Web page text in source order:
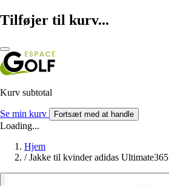
Tilføjer til kurv...
Kurv subtotal
Se min kurv Fortsæt med at handle
Loading...
Hjem
/ Jakke til kvinder adidas Ultimate365